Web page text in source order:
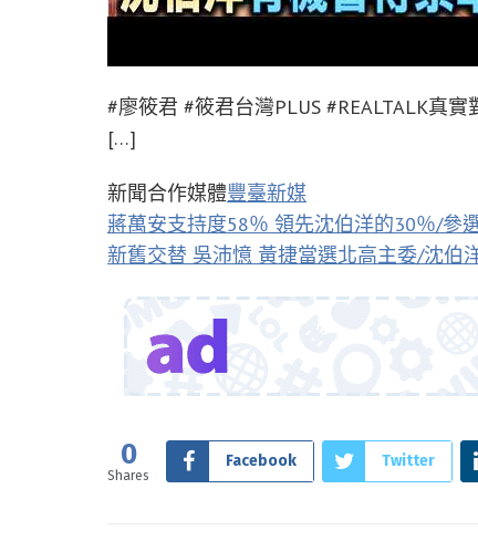
#廖筱君 #筱君台灣PLUS #REALTALK真
[…]
新聞合作媒體豐臺新媒
蔣萬安支持度58％ 領先沈伯洋的30％/參
新舊交替 吳沛憶 黃捷當選北高主委/沈伯
0
Shares
Facebook Twitter